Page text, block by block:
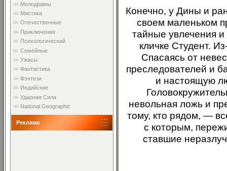
Мелодрамы
Мистика
Отечественные
Приключения
Психологический
Семейные
Ужасы
Фантастика
Фэнтези
Индийские
Ударная Сила
National Geographic
Реклама
Конечно, у Дины и
своем маленьком
тайные увлечения
кличке Студент.
Спасаясь от
преследователей и
и настоящую
невольная ложь и
тому, кто рядом, —
с которым,
ставшие